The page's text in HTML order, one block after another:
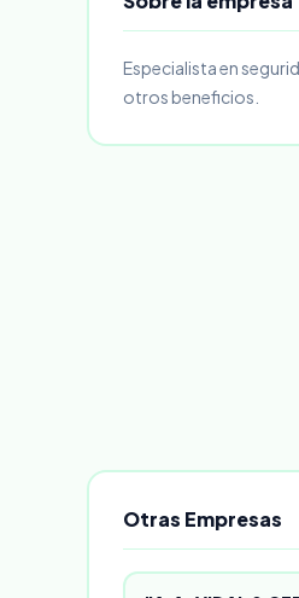
Especialista en
otros beneficios.
Otras Empresas